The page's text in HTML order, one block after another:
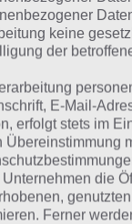
Flick Rugby 16
– (c) Full
Fat
keine
der
E-Mail-
erfolgt stets im
Übereinstimmung
Unternehmen die
Ferner